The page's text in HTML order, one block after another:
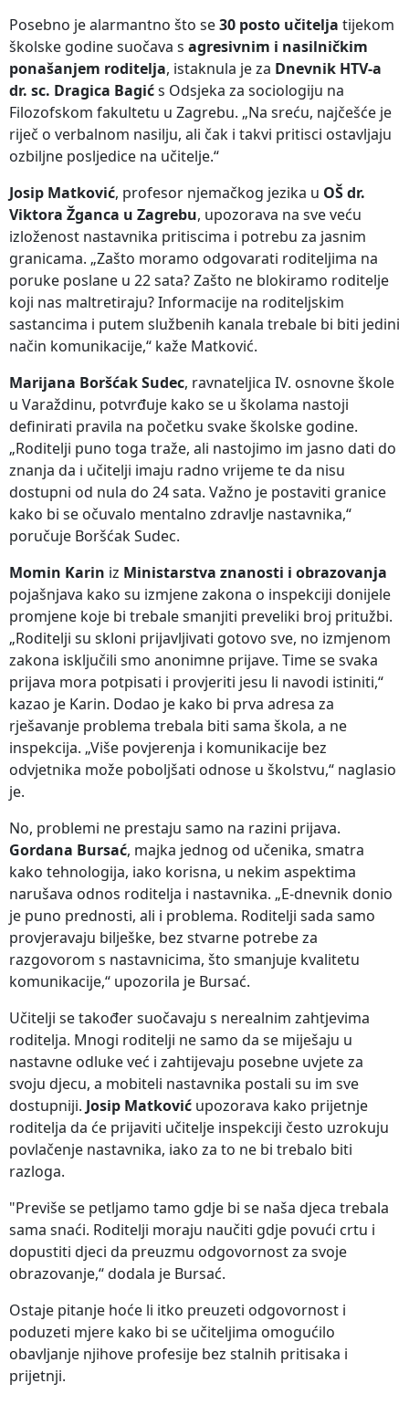
Posebno je alarmantno što se30 posto učitelja tijekom
školske godine suočava s agresivnim i nasilničkim
ponašanjem roditelja, istaknula je za Dnevnik HTV-a
dr. sc. Dragica Bagićs Odsjeka za sociologiju na
Filozofskom fakultetu u Zagrebu. „Na sreću, najčešće je
riječ o verbalnom nasilju, ali čak i takvi pritisci ostavljaju
ozbiljne posljedice na učitelje.“
Josip Matković, profesor njemačkog jezika u OŠ dr.
Viktora Žganca u Zagrebu, upozorava na sve veću
izloženost nastavnika pritiscima i potrebu za jasnim
granicama. „Zašto moramo odgovarati roditeljima na
poruke poslane u 22 sata? Zašto ne blokiramo roditelje
koji nas maltretiraju? Informacije na roditeljskim
sastancima i putem službenih kanala trebale bi biti jedini
način komunikacije,“ kaže Matković.
Marijana Boršćak Sudec, ravnateljica IV. osnovne škole
u Varaždinu, potvrđuje kako se u školama nastoji
definirati pravila na početku svake školske godine.
„Roditelji puno toga traže, ali nastojimo im jasno dati do
znanja da i učitelji imaju radno vrijeme te da nisu
dostupni od nula do 24 sata. Važno je postaviti granice
kako bi se očuvalo mentalno zdravlje nastavnika,“
poručuje Boršćak Sudec.
Momin Karin iz Ministarstva znanosti i obrazovanja
pojašnjava kako su izmjene zakona o inspekciji donijele
promjene koje bi trebale smanjiti preveliki broj pritužbi.
„Roditelji su skloni prijavljivati gotovo sve, no izmjenom
zakona isključili smo anonimne prijave. Time se svaka
prijava mora potpisati i provjeriti jesu li navodi istiniti,“
kazao je Karin. Dodao je kako bi prva adresa za
rješavanje problema trebala biti sama škola, a ne
inspekcija. „Više povjerenja i komunikacije bez
odvjetnika može poboljšati odnose u školstvu,“ naglasio
je.
No, problemi ne prestaju samo na razini prijava.
Gordana Bursać, majka jednog od učenika, smatra
kako tehnologija, iako korisna, u nekim aspektima
narušava odnos roditelja i nastavnika. „E-dnevnik donio
je puno prednosti, ali i problema. Roditelji sada samo
provjeravaju bilješke, bez stvarne potrebe za
razgovorom s nastavnicima, što smanjuje kvalitetu
komunikacije,“ upozorila je Bursać.
Učitelji se također suočavaju s nerealnim zahtjevima
roditelja. Mnogi roditelji ne samo da se miješaju u
nastavne odluke već i zahtijevaju posebne uvjete za
svoju djecu, a mobiteli nastavnika postali su im sve
dostupniji. Josip Matković upozorava kako prijetnje
roditelja da će prijaviti učitelje inspekciji često uzrokuju
povlačenje nastavnika, iako za to ne bi trebalo biti
razloga.
"Previše se petljamo tamo gdje bi se naša djeca trebala
sama snaći. Roditelji moraju naučiti gdje povući crtu i
dopustiti djeci da preuzmu odgovornost za svoje
obrazovanje,“ dodala je Bursać.
Ostaje pitanje hoće li itko preuzeti odgovornost i
poduzeti mjere kako bi se učiteljima omogućilo
obavljanje njihove profesije bez stalnih pritisaka i
prijetnji.